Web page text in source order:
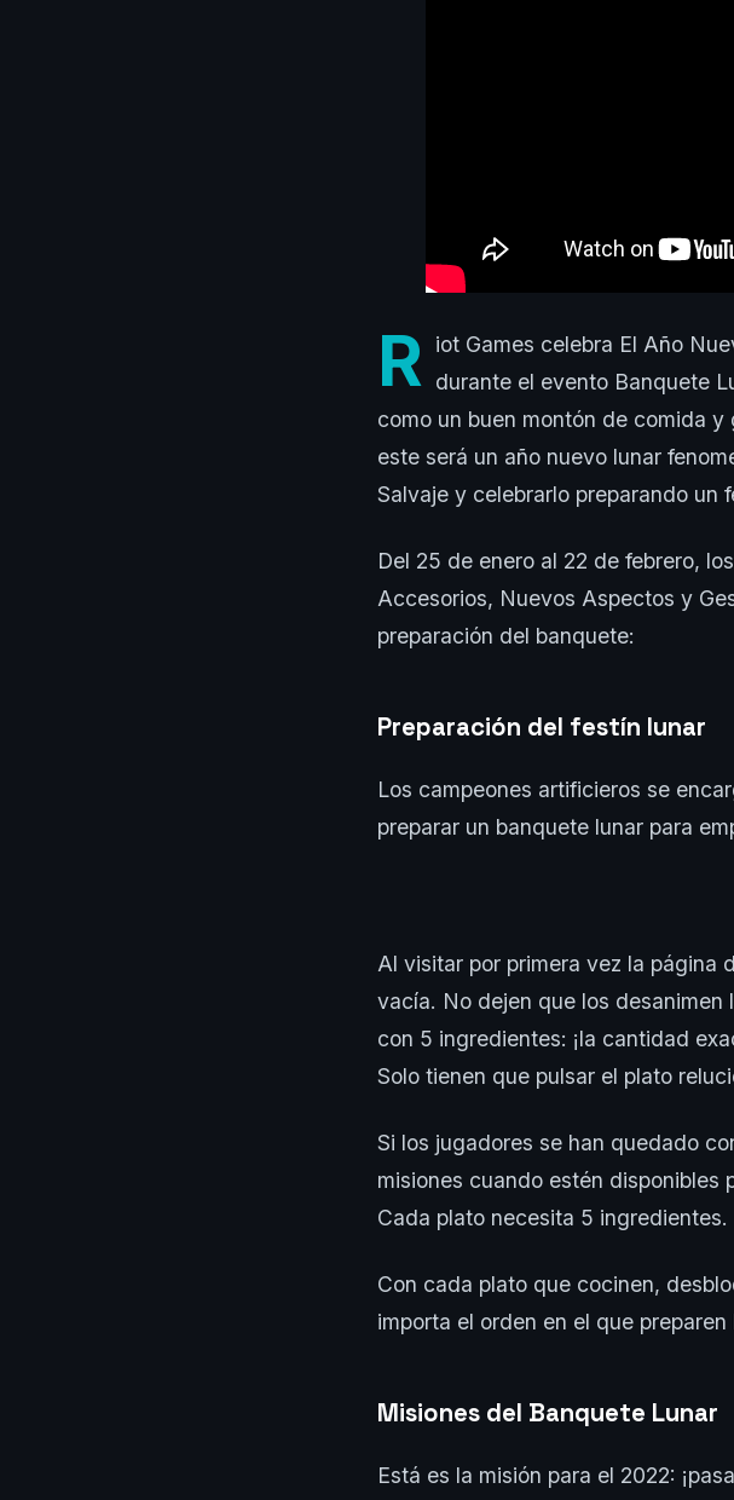
R
iot Games celebra El Año
durante el evento Banquete
como un buen montón de comida
este será un año nuevo lunar
Salvaje y celebrarlo preparando un
Del 25 de enero al 22 de febrero,
Accesorios, Nuevos Aspectos y
preparación del banquete:
Preparación del festín lunar
Los campeones artificieros se
preparar un banquete lunar para
Al visitar por primera vez la página
vacía. No dejen que los desanimen
con 5 ingredientes: ¡la cantidad
Solo tienen que pulsar el plato
Si los jugadores se han quedado
misiones cuando estén disponibles
Cada plato necesita 5 ingredientes.
Con cada plato que cocinen,
importa el orden en el que
Misiones del Banquete Lunar
Está es la misión para el 2022: